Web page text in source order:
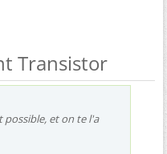
Transistor
possible, et on te l'a